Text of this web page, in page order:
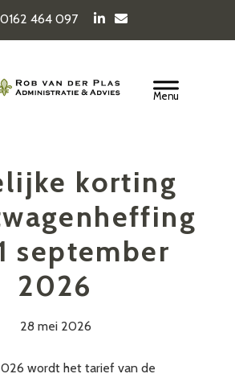
464 097
& van der
Header
korting
september
2026
28 mei 2026
wordt het tarief van de